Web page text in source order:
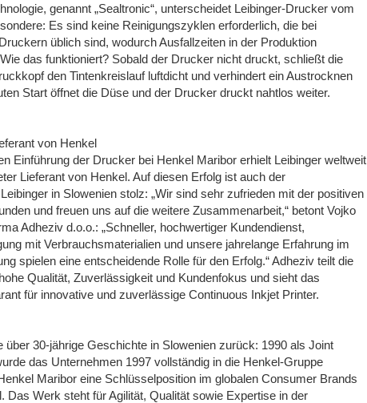
genannt „Sealtronic“, unterscheidet Leibinger-Drucker vom
Es sind keine Reinigungszyklen erforderlich, die bei
üblich sind, wodurch Ausfallzeiten in der Produktion
das funktioniert? Sobald der Drucker nicht druckt, schließt die
den Tintenkreislauf luftdicht und verhindert ein Austrocknen
Start öffnet die Düse und der Drucker druckt nahtlos weiter.
von Henkel
Einführung der Drucker bei Henkel Maribor erhielt Leibinger weltweit
Lieferant von Henkel. Auf diesen Erfolg ist auch der
in Slowenien stolz: „Wir sind sehr zufrieden mit der positiven
und freuen uns auf die weitere Zusammenarbeit,“ betont Vojko
Adheziv d.o.o.: „Schneller, hochwertiger Kundendienst,
mit Verbrauchsmaterialien und unsere jahrelange Erfahrung im
spielen eine entscheidende Rolle für den Erfolg.“ Adheziv teilt die
Qualität, Zuverlässigkeit und Kundenfokus und sieht das
für innovative und zuverlässige Continuous Inkjet Printer.
über 30-jährige Geschichte in Slowenien zurück: 1990 als Joint
das Unternehmen 1997 vollständig in die Henkel-Gruppe
Maribor eine Schlüsselposition im globalen Consumer Brands
Das Werk steht für Agilität, Qualität sowie Expertise in der